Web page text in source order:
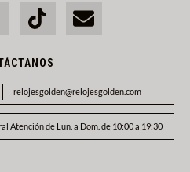
relojesgolden@relojesgolden.com
Atención de Lun. a Dom. de 10:00 a 19:30